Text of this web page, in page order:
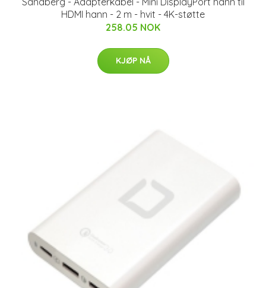
HDMI hann - 2 m - hvit - 4K-støtte
258.05 NOK
KJØP NÅ